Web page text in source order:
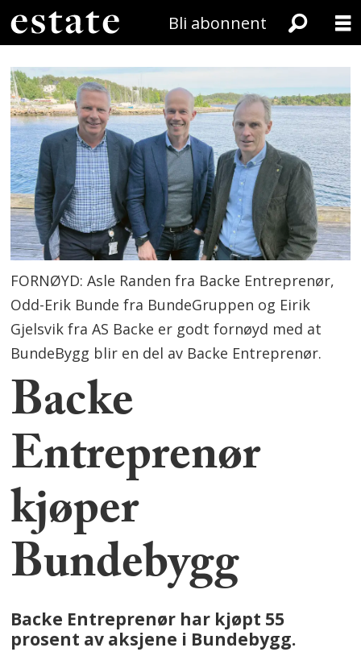
Bli abonnent
FORNØYD: Asle Randen fra Backe Entreprenør,
Odd-Erik Bunde fra BundeGruppen og Eirik
Gjelsvik fra AS Backe er godt fornøyd med at
BundeBygg blir en del av Backe Entreprenør.
Backe
Entreprenør
kjøper
Bundebygg
Backe Entreprenør har kjøpt 55
prosent av aksjene i Bundebygg.